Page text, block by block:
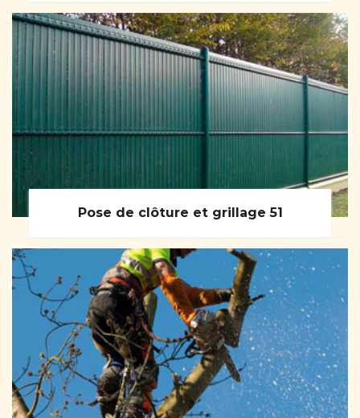
Pose de clôture et grillage 51